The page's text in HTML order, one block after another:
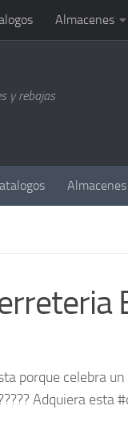
Almacenes
y rebajas
Almacenes
porque celebra
Adquiera